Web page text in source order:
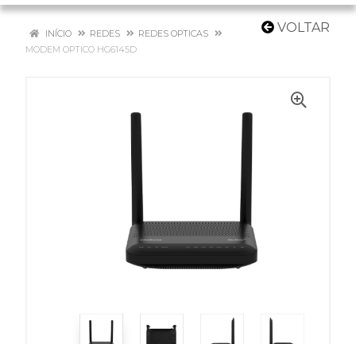
VOLTAR
INÍCIO REDES
REDES OPTICAS
MODEM OPTICO HG6145D